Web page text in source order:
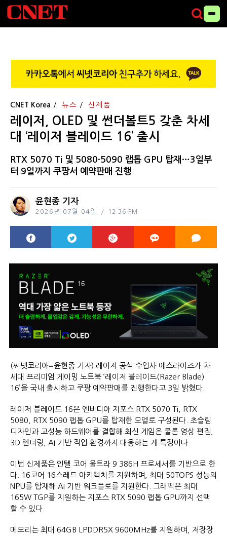
CNET Korea 뉴스 신제품
레이저, OLED 및 썬더볼트5 갖춘 차세
대 ‘레이저 블레이드 16’ 출시
RTX 5070 Ti 및 5080·5090 랩톱 GPU 탑재…3일부
터 9일까지 쿠팡서 예약판매 진행
윤현종 기자
2026년 07월 04일 12:36 PM
(씨넷코리아=윤현종 기자) 레이저 공식 수입사 에스라이즈가 차
세대 프리미엄 게이밍 노트북 ‘레이저 블레이드(Razer Blade)
16’을 국내 출시하고 쿠팡 예약판매를 진행한다고 3일 밝혔다.
레이저 블레이드 16은 엔비디아 지포스 RTX 5070 Ti, RTX
5080, RTX 5090 랩톱 GPU를 탑재한 모델로 구성된다. 초슬림
디자인과 고성능 하드웨어를 결합해 최신 게임은 물론 영상 편집,
3D 렌더링, AI 기반 작업 환경까지 대응하는 게 특징이다.
이번 신제품은 인텔 코어 울트라 9 386H 프로세서를 기반으로 한
다. 16코어 16스레드 아키텍처를 지원하며, 최대 50TOPS 성능의
NPU를 탑재해 AI 기반 워크플로를 지원한다. 그래픽은 최대
165W TGP를 지원하는 지포스 RTX 5090 랩톱 GPU까지 선택
할 수 있다.
메모리는 최대 64GB LPDDR5X 9600MHz를 지원하며, 저장장